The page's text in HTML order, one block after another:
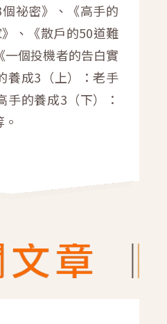
祕密》、《高手的
、《散戶的50道難
一個投機者的告白實
養成3（上）：老手
手的養成3（下）：